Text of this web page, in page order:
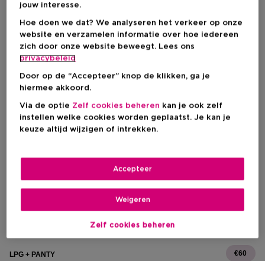
VOLLEDIGE LICHAAMSMASSAGE €50
ONTSPANNENDE MASSAGE
LPG
LPG – ANTICELLULITIS EN VERSTEVIGEND
Vermindert ophoping, verstevigt de huid en zorgt voor een strak
€40
LPG + PANTY €60
jouw interesse.
Hoe doen we dat? We analyseren het verkeer op onze
website en verzamelen informatie over hoe iedereen
zich door onze website beweegt. Lees ons
privacybeleid
Door op de “Accepteer” knop de klikken, ga je
hiermee akkoord.
Via de optie Zelf cookies beheren kan je ook zelf
instellen welke cookies worden geplaatst. Je kan je
keuze altijd wijzigen of intrekken.
Zelf cookies beheren
Weigeren
Accepteer